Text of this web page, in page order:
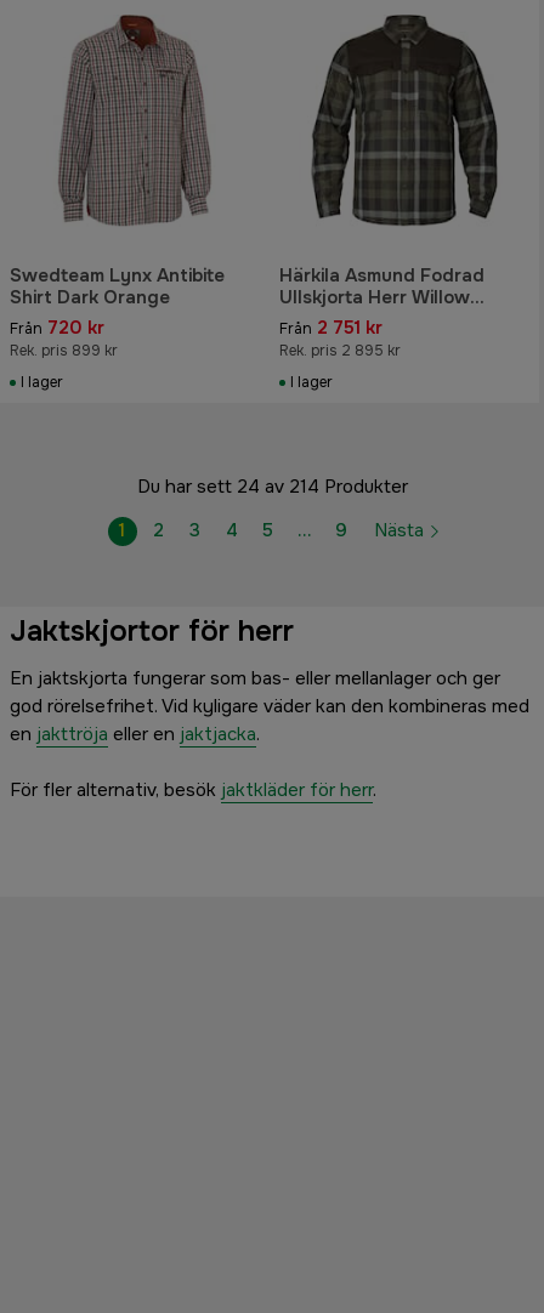
Swedteam Lynx Antibite
Shirt Dark Orange
Från 720 kr
Rek. pris 899 kr
I lager
Härkila Asmund Fodrad
Ullskjorta Herr Willow
Green/Phantom
Från 2 751 kr
Rek. pris 2 895 kr
I lager
Du har sett 24 av 214 Produkter
1
2 3 4 5 … 9 Nästa
Jaktskjortor för herr
En jaktskjorta fungerar som bas- eller mellanlager och ger
god rörelsefrihet. Vid kyligare väder kan den kombineras med
en jakttröja eller en jaktjacka.
För fler alternativ, besök jaktkläder för herr.